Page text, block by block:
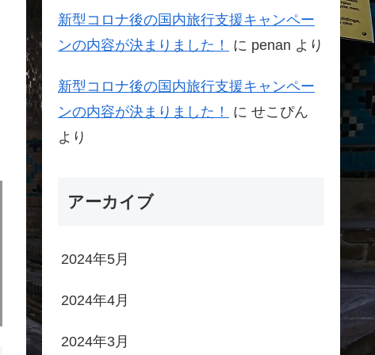
新型コロナ後の国内旅行支援キャンペー
ンの内容が決まりました！
に penan より
新型コロナ後の国内旅行支援キャンペー
ンの内容が決まりました！
に せこぴん
より
アーカイブ
2024年5月
2024年4月
2024年3月